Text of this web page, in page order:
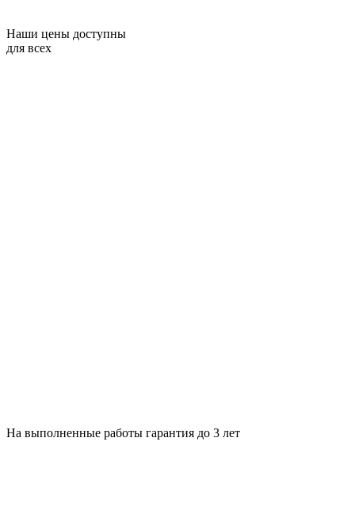
Наши цены доступны
для всех
На выполненные работы гарантия до 3 лет